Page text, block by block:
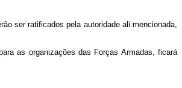
ser ratificados pela autoridade ali mencionada,
as organizações das Forças Armadas, ficará